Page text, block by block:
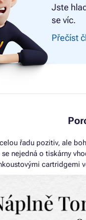
Jste
se víc.
Přečíst
řadu pozitiv, ale
nejedná o tiskárny
cartridgemi